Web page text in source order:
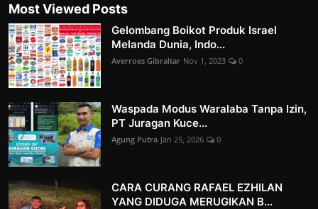
Most Viewed Posts
Gelombang Boikot Produk Israel
Melanda Dunia, Indo...
Averroes Gibraltar Nov 1, 2023 0
Waspada Modus Waralaba Tanpa Izin,
PT Juragan Kuce...
Agung Putra Jan 25, 2026 0
CARA CURANG RAFAEL EZHILAN
YANG DIDUGA MERUGIKAN B...